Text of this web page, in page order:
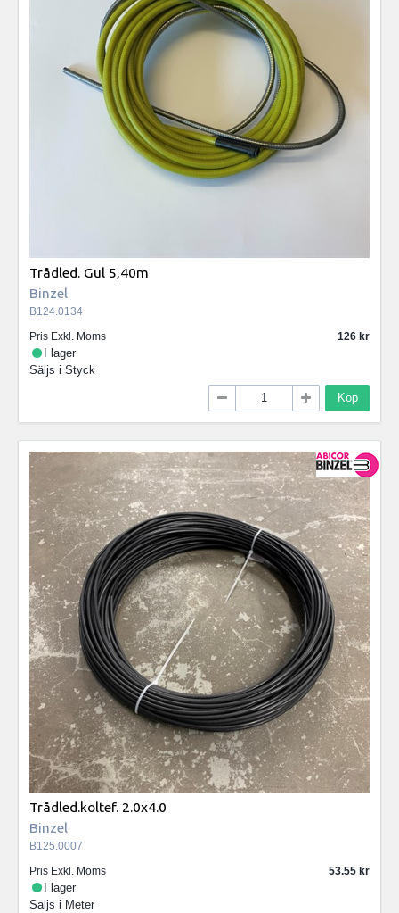
Trådled. Gul 5,40m
Binzel
B124.0134
Pris Exkl. Moms
126
I lager
Säljs i Styck
Köp
Trådled.koltef. 2.0x4.0
Binzel
B125.0007
Pris Exkl. Moms
53.55
I lager
Säljs i Meter